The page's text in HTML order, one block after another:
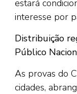
estará
interesse por
Distribuição
Público
As provas do
cidades,